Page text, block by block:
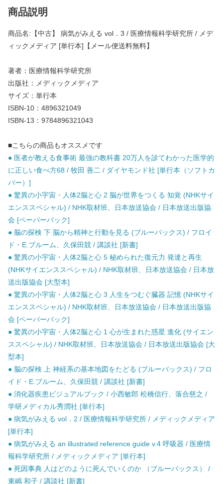
商品説明
商品名:【中古】 病気がみえる vol．3 / 医療情報科学研究所 / メデ
ィックメディア [単行本]【メール便送料無料】
著者：医療情報科学研究所
出版社：メディックメディア
サイズ：単行本
ISBN-10：4896321049
ISBN-13：9784896321043
■こちらの商品もオススメです
● 医者が教える食事術 最強の教科書 20万人を診てわかった医学的
に正しい食べ方68 / 牧田 善二 / ダイヤモンド社 [単行本（ソフトカ
バー）]
● 驚異の小宇宙・人体2脳と心 2 脳が世界をつくる 知覚 (NHKサイ
エンススペシャル) / NHK取材班、日本放送協会 / 日本放送出版協
会 [ペーパーバック]
● 脳の探検 下 脳から精神と行動を見る (ブルーバックス) / フロイ
ド・E.ブルーム、久保田競 / 講談社 [新書]
● 驚異の小宇宙・人体2脳と心 5 秘められた復元力 発達と再生
(NHKサイエンススペシャル) / NHK取材班、日本放送協会 / 日本放
送出版協会 [大型本]
● 驚異の小宇宙・人体2脳と心 3 人生をつむぐ臓器 記憶 (NHKサイ
エンススペシャル) / NHK取材班、日本放送協会 / 日本放送出版協
会 [ペーパーバック]
● 驚異の小宇宙・人体2脳と心 1 心が生まれた惑星 進化 (サイエン
ススペシャル) / NHK取材班、日本放送協会 / 日本放送出版協会 [大
型本]
● 脳の探検 上 神経系の基本地図をたどる (ブルーバックス) / フロ
イド・E.ブルーム、久保田競 / 講談社 [新書]
● 消化器疾患ビジュアルブック / 小西敏郎 松橋信行、落合慈之 /
学研メディカル秀潤社 [単行本]
● 病気がみえる vol．2 / 医療情報科学研究所 / メディックメディア
[単行本]
● 病気がみえる an illustrated reference guide v.4 呼吸器 / 医療情
報科学研究所 / メディックメディア [単行本]
● 死因事典 人はどのように死んでいくのか （ブルーバックス） /
東嶋 和子 / 講談社 [新書]